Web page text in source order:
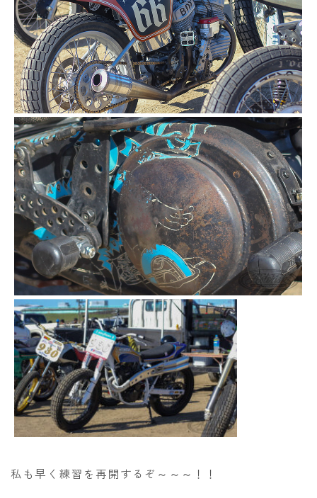
私も早く練習を再開するぞ～～～！！